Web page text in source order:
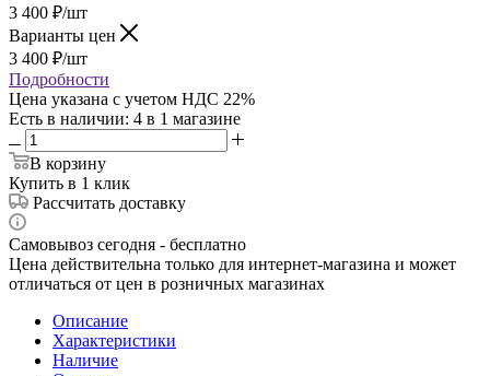
3 400 ₽/шт
Варианты цен
3 400 ₽/шт
Подробности
Цена указана с учетом НДС 22%
Есть в наличии: 4 в 1 магазине
В корзину
Купить в 1 клик
Рассчитать доставку
Самовывоз сегодня - бесплатно
Цена действительна только для интернет-магазина и может
отличаться от цен в розничных магазинах
Описание
Характеристики
Наличие